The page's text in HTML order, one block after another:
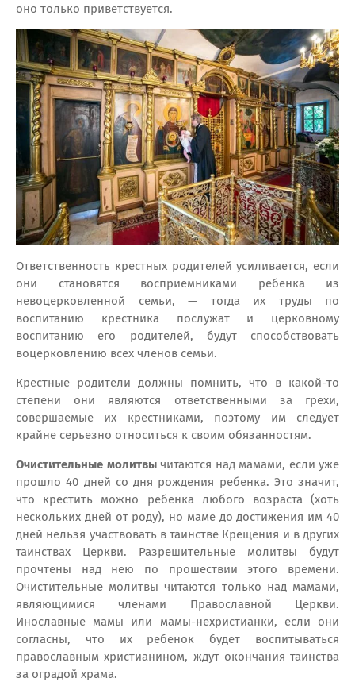
оно только приветствуется.
Ответственность крестных родителей усиливается, если
они становятся восприемниками ребенка из
невоцерковленной семьи, — тогда их труды по
воспитанию крестника послужат и церковному
воспитанию его родителей, будут способствовать
воцерковлению всех членов семьи.
Крестные родители должны помнить, что в какой-то
степени они являются ответственными за грехи,
совершаемые их крестниками, поэтому им следует
крайне серьезно относиться к своим обязанностям.
Очистительные молитвычитаются над мамами, если уже
прошло 40 дней со дня рождения ребенка. Это значит,
что крестить можно ребенка любого возраста (хоть
нескольких дней от роду), но маме до достижения им 40
дней нельзя участвовать в таинстве Крещения и в других
таинствах Церкви. Разрешительные молитвы будут
прочтены над нею по прошествии этого времени.
Очистительные молитвы читаются только над мамами,
являющимися членами Православной Церкви.
Инославные мамы или мамы-нехристианки, если они
согласны, что их ребенок будет воспитываться
православным христианином, ждут окончания таинства
за оградой храма.